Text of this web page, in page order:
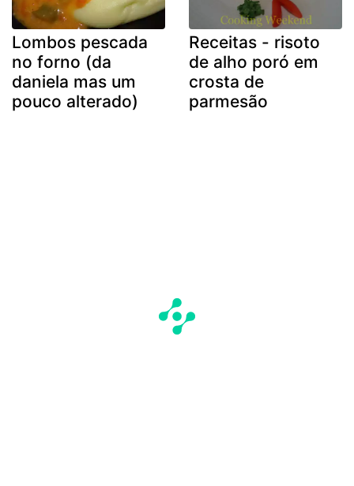
Lombos pescada
no forno (da
daniela mas um
pouco alterado)
Receitas - risoto
de alho poró em
crosta de
parmesão